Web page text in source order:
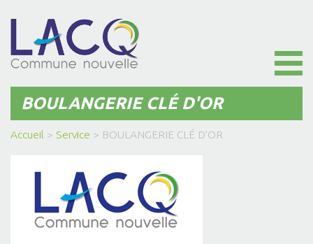
BOULANGERIE CLÉ D'OR
Accueil > Service > BOULANGERIE CLÉ D’OR